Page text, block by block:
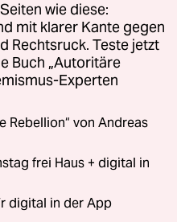
wie diese:
mit klarer Kante gegen
Rechtsruck. Teste jetzt
Buch „Autoritäre
Experten
Rebellion“ von Andreas
frei Haus + digital in
digital in der App